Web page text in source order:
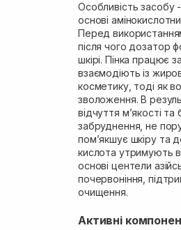
Особливість засобу
основі
Перед
після чого дозатор
шкірі. Пінка працює
взаємодіють із
косметику, тоді як
зволоження. В
відчуття м’якості
забруднення, не
пом’якшує шкіру та
кислота утримують
основі центели
почервоніння,
очищення.
Активні